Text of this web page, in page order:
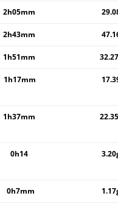
2h05mm
2h43mm
1h51mm
1h17mm
1h37mm
0h14
0h7mm